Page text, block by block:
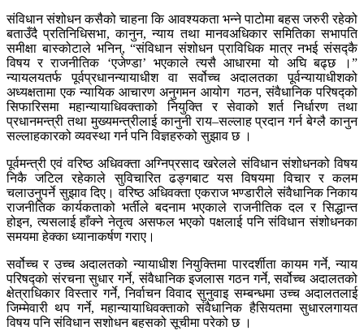
संविधान संशोधन कसैको चाहना कि आवश्यकता भन्ने पाटोमा बहस जरुरी रहेको
बताउँदै प्रतिनिधिसभा, कानुन, न्याय तथा मानवअधिकार समितिका सभापति
समीक्षा बास्कोटाले भनिन्, “संविधान संशोधन प्राविधिक मात्र नभई संसद्कै
विषय र राजनीतिक ‘एजेण्डा’ भएकाले त्यसै आधारमा यो अघि बढ्छ ।”
न्यायलयतर्फ पूर्वप्रधानन्यायाधीश वा सर्वोच्च अदालतका पूर्वन्यायाधीशको
अध्यक्षतामा एक न्यायिक आचारण अनुगमन आयोग गठन, संवैधानिक परिषद्को
सिफारिसमा महान्यायाधिवक्ताको नियुक्ति र सेवाको शर्त निर्धारण तथा
प्रधानमन्त्री तथा मुख्यमन्त्रीलाई कानुनी राय–सल्लाह प्रदान गर्न बेग्लै कानुन
सल्लाहकारको व्यवस्था गर्न पनि विज्ञहरुको सुझाव छ ।
पूर्वमन्त्री एवं वरिष्ठ अधिवक्ता अग्निप्रसाद खरेलले संविधान संशोधनको विषय
निकै जटिल रहेकाले सुविचारित ढङ्गबाट यस विषयमा विचार र कलम
चलाउनुपर्ने सुझाव दिए। वरिष्ठ अधिवक्ता एकराज भण्डारीले संवैधानिक निकाय
राजनीतिक कार्यकताको भर्तीले बदनाम भएकाले राजनीतिक दल र सिद्धान्त
होइन, त्यसलाई हाँक्ने नेतृत्व असफल भएको पक्षलाई पनि संविधान संशोधनका
समयमा हेक्का ध्यानाकर्षण गराए।
सर्वोच्च र उच्च अदालतको न्यायाधीश नियुक्तिमा पारदर्शीता कायम गर्ने, न्याय
परिषद्को संरचना सुधार गर्ने, संवैधानिक इजलास गठन गर्ने, सर्वोच्च अदालतको
क्षेत्राधिकार विस्तार गर्ने, निर्वाचन विवाद सुनुवाइ सम्बन्धमा उच्च अदालतलाई
जिम्मेवारी थप गर्ने, महान्यायाधिवक्ताको संवैधानिक हैसियतमा सुधारलगायत
विषय पनि संविधान सशोधन बहसको सूचीमा परेको छ ।